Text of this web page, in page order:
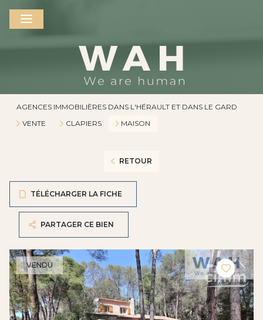
AGENCES IMMOBILIÈRES DANS L'HÉRAULT ET DANS LE GARD
VENTE
CLAPIERS MAISON
RETOUR
TÉLÉCHARGER LA FICHE
PARTAGER CE BIEN
VENDU